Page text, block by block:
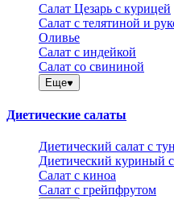
Салат Цезарь с курицей
Салат с телятиной и
Оливье
Салат с индейкой
Салат со свининой
Еще
Диетические салаты
Диетический салат с
Диетический куриный
Салат с киноа
Салат с грейпфрутом